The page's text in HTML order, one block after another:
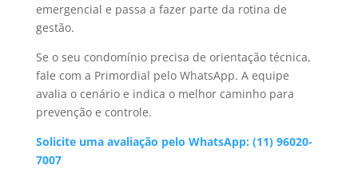
emergencial e passa a fazer parte da rotina de
gestão.
Se o seu condomínio precisa de orientação técnica,
fale com a Primordial pelo WhatsApp. A equipe
avalia o cenário e indica o melhor caminho para
prevenção e controle.
Solicite uma avaliação pelo WhatsApp: (11) 96020-
7007